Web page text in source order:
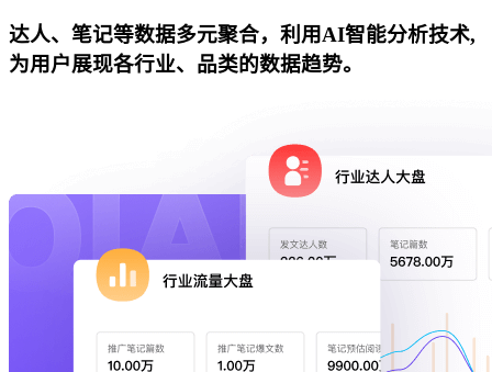
达人、笔记等数据多元聚合，利用AI智能分析技术,
为用户展现各行业、品类的数据趋势。